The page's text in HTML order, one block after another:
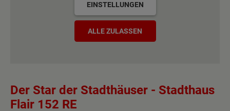
EINSTELLUNGEN
ALLE ZULASSEN
Der Star der Stadthäuser - Stadthaus
Flair 152 RE